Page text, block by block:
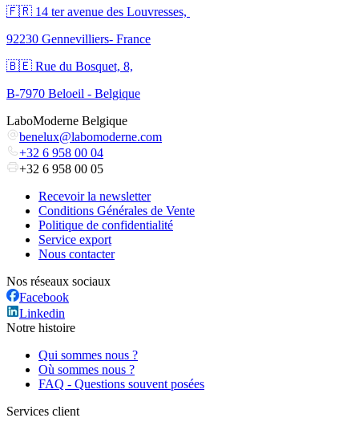
🇫🇷 ​14 ter avenue des Louvresses,
92230 Gennevilliers- France
🇧🇪 Rue du Bosquet, 8,
B-7970 Beloeil - Belgique
LaboModerne Belgique
benelux@labomoderne.com
+32 6 958 00 04
+32 6 958 00 05
Recevoir la newsletter
Conditions Générales de Vente
Politique de confidentialité
Service export
Nous contacter
Nos réseaux sociaux
Facebook
Linkedin
Notre histoire
Qui sommes nous ?
Où sommes nous ?
FAQ - Questions souvent posées
Services client